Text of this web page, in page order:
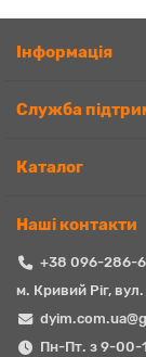
Iнформація
Служба
Каталог
Наші контакти
+38 096-286-
м. Кривий Ріг,
Пн-Пт. з 9-